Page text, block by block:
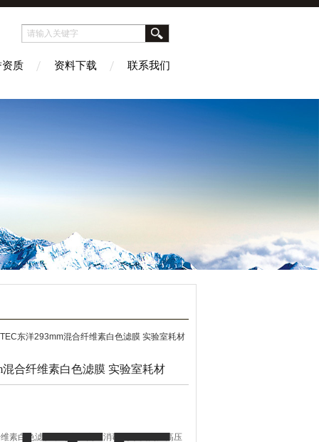
质 资料下载 联系我们
东洋293mm混合纤维素白色滤膜 实验室耗材
合纤维素白色滤膜 实验室耗材
素白色滤膜，可高温高压消毒:可承受高温高压